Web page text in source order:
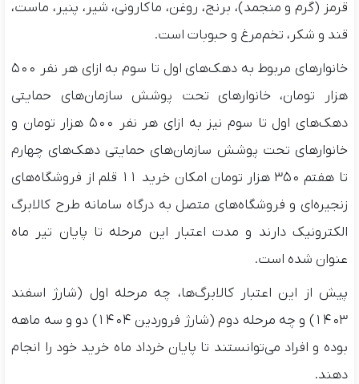
قرمز (گرم و منجمد)، برنج، روغن، ماکارونی، شیر، پنیر، ماست،
قند و شکر، تخم‌مرغ و حبوبات است.
خانوارهای مربوط به دهک‌های اول تا سوم به ازای هر نفر ۵۰۰
هزار تومان، خانوارهای تحت پوشش سازمان‌های حمایتی
دهک‌های اول تا سوم نیز به ازای هر نفر ۵۰۰ هزار تومان و
خانوارهای تحت پوشش سازمان‌های حمایتی دهک‌های چهارم
تا هفتم ۳۵۰ هزار تومان امکان خرید ۱۱ قلم از فروشگاه‌های
زنجیره‌ای و فروشگاه‌های متصل به درگاه سامانه طرح کالابرگ
الکترونیک دارند و مدت اعتبار این مرحله تا پایان تیر ماه
عنوان شده است.
پیش از این اعتبار کالابرگ‌ها، چه مرحله اول (شارژ اسفند
۱۴۰۳) و چه مرحله دوم (شارژ فروردین ۱۴۰۴) دو و سه ماهه
بوده و افراد می‌توانستند تا پایان خرداد ماه خرید خود را انجام
دهند.